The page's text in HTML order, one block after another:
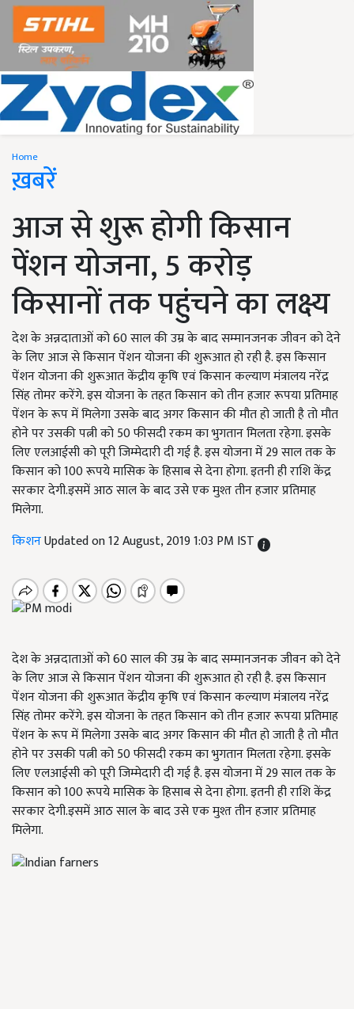
Home
ख़बरें
आज से शुरू होगी किसान
पेंशन योजना, 5 करोड़
किसानों तक पहुंचने का लक्ष्य
देश के अन्नदाताओं को 60 साल की उम्र के बाद सम्मानजनक जीवन को देने
के लिए आज से किसान पेंशन योजना की शुरूआत हो रही है. इस किसान
पेंशन योजना की शुरूआत केंद्रीय कृषि एवं किसान कल्याण मंत्रालय नरेंद्र
सिंह तोमर करेंगे. इस योजना के तहत किसान को तीन हजार रूपया प्रतिमाह
पेंशन के रूप में मिलेगा उसके बाद अगर किसान की मौत हो जाती है तो मौत
होने पर उसकी पत्नी को 50 फीसदी रकम का भुगतान मिलता रहेगा. इसके
लिए एलआईसी को पूरी जिम्मेदारी दी गई है. इस योजना में 29 साल तक के
किसान को 100 रूपये मासिक के हिसाब से देना होगा. इतनी ही राशि केंद्र
सरकार देगी.इसमें आठ साल के बाद उसे एक मुश्त तीन हजार प्रतिमाह
मिलेगा.
किशनUpdated on 12 August, 2019 1:03 PM IST
देश के अन्नदाताओं को 60 साल की उम्र के बाद सम्मानजनक जीवन को देने
के लिए आज से किसान पेंशन योजना की शुरूआत हो रही है. इस किसान
पेंशन योजना की शुरूआत केंद्रीय कृषि एवं किसान कल्याण मंत्रालय नरेंद्र
सिंह तोमर करेंगे. इस योजना के तहत किसान को तीन हजार रूपया प्रतिमाह
पेंशन के रूप में मिलेगा उसके बाद अगर किसान की मौत हो जाती है तो मौत
होने पर उसकी पत्नी को 50 फीसदी रकम का भुगतान मिलता रहेगा. इसके
लिए एलआईसी को पूरी जिम्मेदारी दी गई है. इस योजना में 29 साल तक के
किसान को 100 रूपये मासिक के हिसाब से देना होगा. इतनी ही राशि केंद्र
सरकार देगी.इसमें आठ साल के बाद उसे एक मुश्त तीन हजार प्रतिमाह
मिलेगा.